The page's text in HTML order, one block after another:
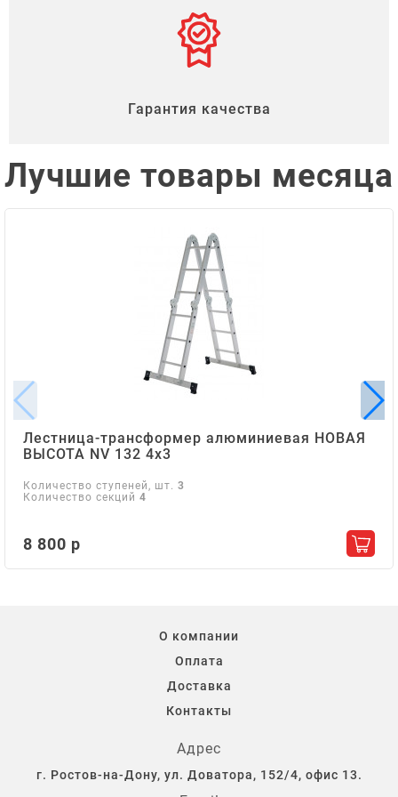
Гарантия качества
Лучшие товары месяца
Лестница-трансформер алюминиевая НОВАЯ
ВЫСОТА NV 132 4х3
Количество ступеней, шт. 3
Количество секций 4
8 800 р
О компании
Оплата
Доставка
Контакты
Адрес
г. Ростов-на-Дону, ул. Доватора, 152/4, офис 13.